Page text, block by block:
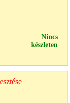
Nincs
készleten